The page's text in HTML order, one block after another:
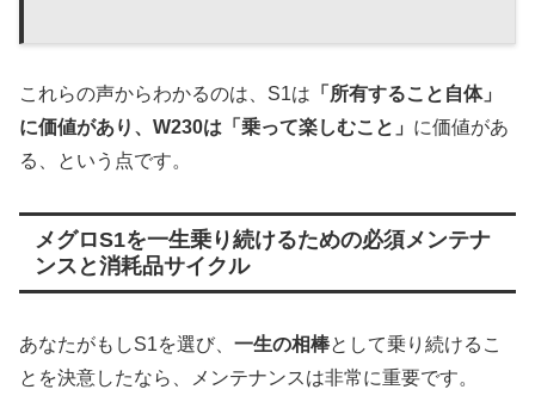
これらの声からわかるのは、S1は 「所有すること自体」
に価値があり、W230は「乗って楽しむこと」 に価値があ
る、という点です。
メグロS1を一生乗り続けるための必須メンテナ
ンスと消耗品サイクル
あなたがもしS1を選び、 一生の相棒として乗り続けるこ
とを決意したなら、メンテナンスは非常に重要です。